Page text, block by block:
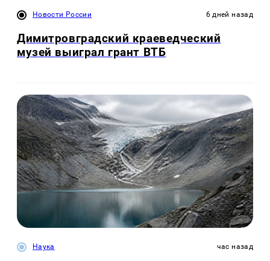
Новости России 6 дней назад
Димитровградский краеведческий
музей выиграл грант ВТБ
Наука час назад